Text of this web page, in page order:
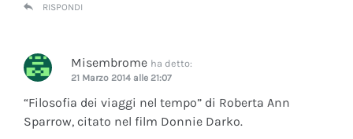
RISPONDI
Misembrome ha detto:
21 Marzo 2014 alle 21:07
“Filosofia dei viaggi nel tempo” di Roberta Ann
Sparrow, citato nel film Donnie Darko.